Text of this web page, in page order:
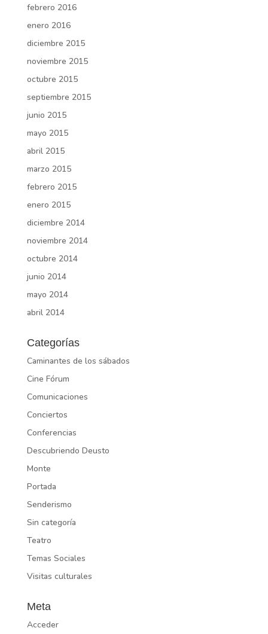
febrero 2016
enero 2016
diciembre 2015
noviembre 2015
octubre 2015
septiembre 2015
junio 2015
mayo 2015
abril 2015
marzo 2015
febrero 2015
enero 2015
diciembre 2014
noviembre 2014
octubre 2014
junio 2014
mayo 2014
abril 2014
Categorías
Caminantes de los sábados
Cine Fórum
Comunicaciones
Conciertos
Conferencias
Descubriendo Deusto
Monte
Portada
Senderismo
Sin categoría
Teatro
Temas Sociales
Visitas culturales
Meta
Acceder